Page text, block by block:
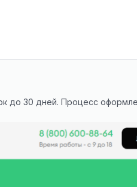
до 30 дней. Процесс